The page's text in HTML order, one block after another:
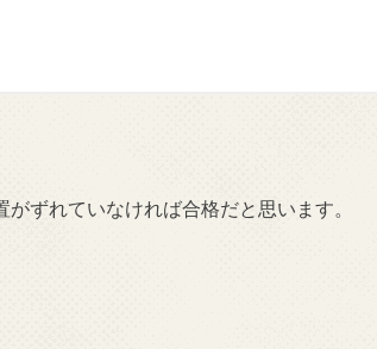
ずれていなければ合格だと思います。